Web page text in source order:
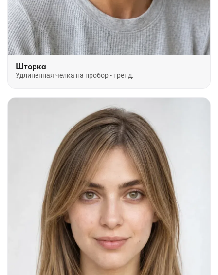
Шторка
Удлинённая чёлка на пробор - тренд.